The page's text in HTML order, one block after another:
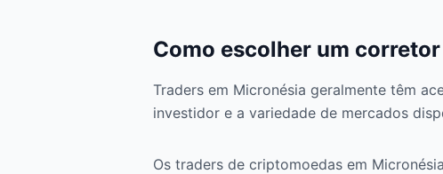
Como escolher um
Traders em Micronésia geralmente têm
investidor e a variedade de mercados
Os traders de criptomoedas em